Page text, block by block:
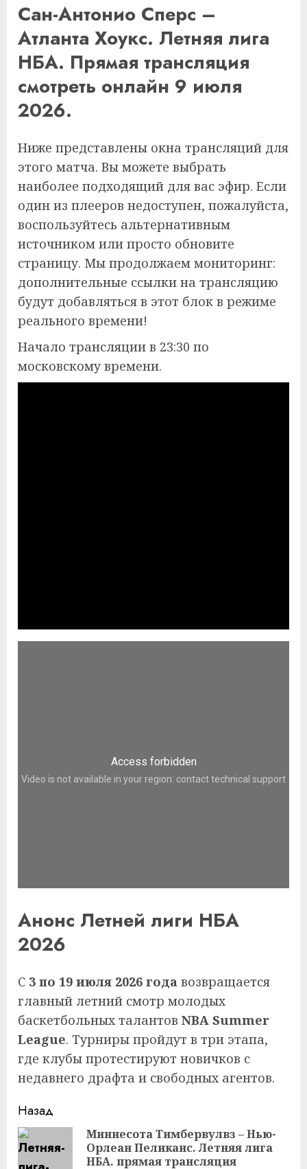
Сан-Антонио Сперс –
Атланта Хоукс. Летняя лига
НБА. Прямая трансляция
смотреть онлайн 9 июля
2026.
Ниже представлены окна трансляций для
этого матча. Вы можете выбрать
наиболее подходящий для вас эфир. Если
один из плееров недоступен, пожалуйста,
воспользуйтесь альтернативным
источником или просто обновите
страницу. Мы продолжаем мониторинг:
дополнительные ссылки на трансляцию
будут добавляться в этот блок в режиме
реального времени!
Начало трансляции в 23:30 по
московскому времени.
Анонс Летней лиги НБА
2026
С 3 по 19 июля 2026 года возвращается
главный летний смотр молодых
баскетбольных талантов NBA Summer
League. Турниры пройдут в три этапа,
где клубы протестируют новичков с
недавнего драфта и свободных агентов.
Продолжить
чтение
Назад
Миннесота Тимбервулвз – Нью-
Орлеан Пеликанс. Летняя лига
НБА. прямая трансляция